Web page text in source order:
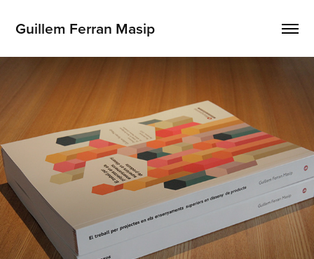
Guillem Ferran Masip
Thesis. Project based learning in product
design...